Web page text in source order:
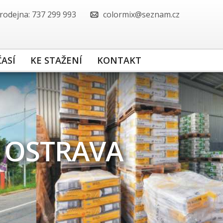
737 299 993 colormix@seznam.cz
KE STAŽENÍ KONTAKT